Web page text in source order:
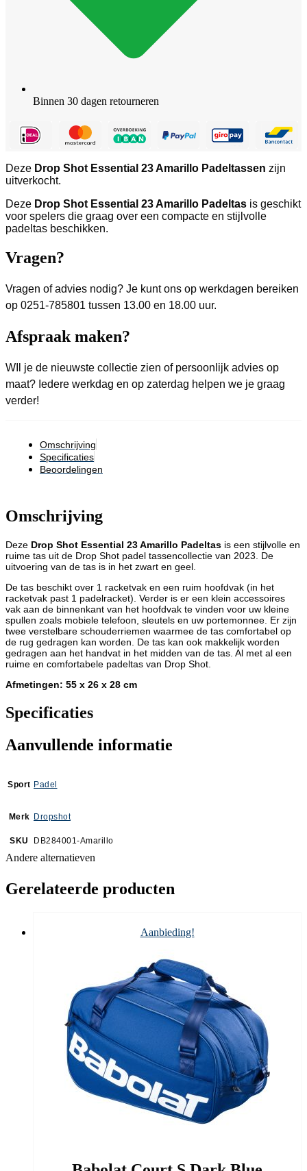
Binnen 30 dagen retourneren
Deze Drop Shot Essential 23 Amarillo Padeltassen zijn
uitverkocht.
Deze Drop Shot Essential 23 Amarillo Padeltas is geschikt
voor spelers die graag over een compacte en stijlvolle
padeltas beschikken.
Vragen?
Vragen of advies nodig? Je kunt ons op werkdagen bereiken
op 0251-785801 tussen 13.00 en 18.00 uur.
Afspraak maken?
WIl je de nieuwste collectie zien of persoonlijk advies op
maat? Iedere werkdag en op zaterdag helpen we je graag
verder!
Omschrijving
Specificaties
Beoordelingen
Omschrijving
Deze Drop Shot Essential 23 Amarillo Padeltas is een stijlvolle en
ruime tas uit de Drop Shot padel tassencollectie van 2023. De
uitvoering van de tas is in het zwart en geel.
De tas beschikt over 1 racketvak en een ruim hoofdvak (in het
racketvak past 1 padelracket). Verder is er een klein accessoires
vak aan de binnenkant van het hoofdvak te vinden voor uw kleine
spullen zoals mobiele telefoon, sleutels en uw portemonnee. Er zijn
twee verstelbare schouderriemen waarmee de tas comfortabel op
de rug gedragen kan worden. De tas kan ook makkelijk worden
gedragen aan het handvat in het midden van de tas. Al met al een
ruime en comfortabele padeltas van Drop Shot.
Afmetingen: 55 x 26 x 28 cm
Specificaties
Aanvullende informatie
Sport Padel
Merk Dropshot
SKU DB284001-Amarillo
Andere alternatieven
Gerelateerde producten
Aanbieding!